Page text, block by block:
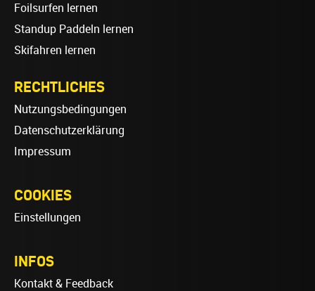
Foilsurfen lernen
Standup Paddeln lernen
Skifahren lernen
RECHTLICHES
Nutzungsbedingungen
Datenschutzerklärung
Impressum
COOKIES
Einstellungen
INFOS
Kontakt & Feedback